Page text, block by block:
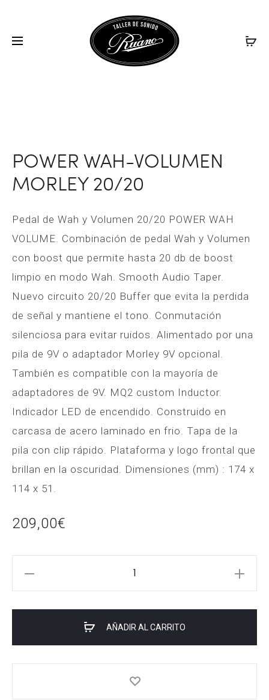
CLASSIC
MORLEY
Pedales de efectos
POWER WAH-VOLUMEN
MORLEY 20/20
POWER WAH-VOLUMEN
MORLEY 20/20
Pedal de Wah y Volumen 20/20 POWER WAH
VOLUME. Combinación de pedal Wah y Volumen
con boost que permite hasta 20 db de boost
limpio en modo Wah. Smooth Audio Taper.
Nuevo circuito 20/20 Buffer que evita la perdida
de señal y mantiene el tono. Conmutación
silenciosa para evitar ruidos. Alimentado por una
pila de 9V o adaptador Morley 9V opcional.
También es compatible con la mayoría de
adaptadores de 9V. MQ2 custom Inductor.
Indicador LED de encendido. Construido en
carcasa de acero laminado en frio. Tapa de la
pila con clip rápido. Plataforma y logo frontal que
brillan en la oscuridad. Dimensiones (mm) : 174 x
114 x 51.
209,00€
AÑADIR AL CARRITO